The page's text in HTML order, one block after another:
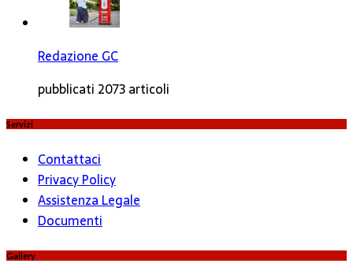
Redazione GC
pubblicati 2073 articoli
Servizi
Contattaci
Privacy Policy
Assistenza Legale
Documenti
Gallery